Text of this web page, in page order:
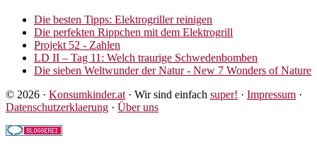
Die besten Tipps: Elektrogriller reinigen
Die perfekten Rippchen mit dem Elektrogrill
Projekt 52 - Zahlen
LD II – Tag 11: Welch traurige Schwedenbomben
Die sieben Weltwunder der Natur - New 7 Wonders of Nature
© 2026 · Konsumkinder.at · Wir sind einfach super! · Impressum ·
Datenschutzerklaerung · Über uns